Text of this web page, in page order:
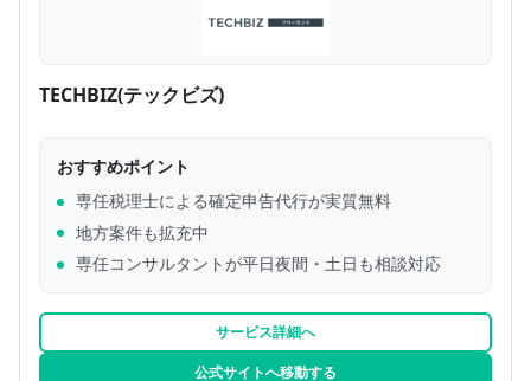
TECHBIZ(テックビズ)
おすすめポイント
専任税理士による確定申告代行が実質無料
地方案件も拡充中
専任コンサルタントが平日夜間・土日も相談対応
サービス詳細へ
公式サイトへ移動する